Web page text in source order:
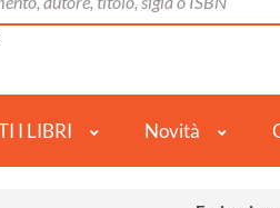
I LIBRI Novità